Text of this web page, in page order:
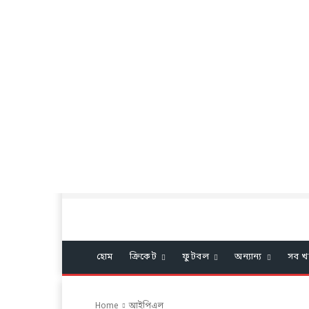
হোম ক্রিকেট ফুটবল অন্যান্য সব
Home আইপিএল